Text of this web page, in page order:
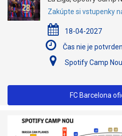
Zakúpte si vstupenky
18-04-2027
Čas nie je
Spotify Camp
FC Barcelona